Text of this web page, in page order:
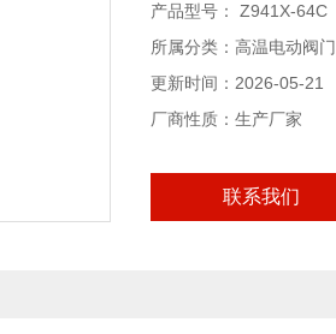
产品型号： Z941X-64C
所属分类：高温电动阀门
更新时间：2026-05-21
厂商性质：生产厂家
联系我们